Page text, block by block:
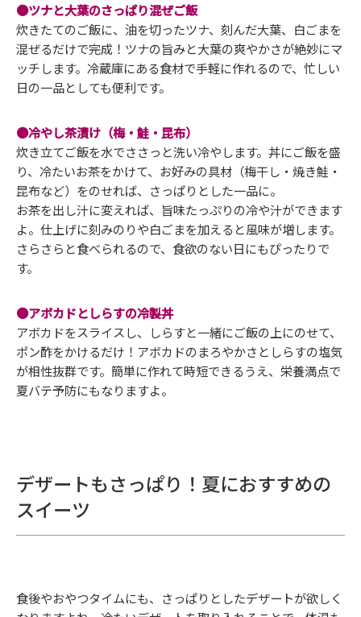
●ツナと大葉のさっぱり混ぜご飯
炊きたてのご飯に、油を切ったツナ、刻んだ大葉、白ごまを
混ぜるだけで完成！ツナの旨みと大葉の爽やかさが絶妙にマ
ッチします。冷蔵庫にある食材で手軽に作れるので、忙しい
日の一品としても便利です。
●冷やし茶漬け（梅・鮭・昆布）
炊き立てご飯を水でささっと洗い冷やします。丼にご飯を盛
り、冷たいお茶をかけて、お好みの具材（梅干し・焼き鮭・
昆布など）をのせれば、さっぱりとした一品に。
お茶を出し汁に変えれば、旨味たっぷりの冷や汁ができます
よ。仕上げに刻みのりや白ごまを加えると風味が増します。
さらさらと食べられるので、食欲のない日にもぴったりで
す。
●アボカドとしらすの冷製丼
アボカドをスライスし、しらすと一緒にご飯の上にのせて、
ポン酢をかけるだけ！アボカドのまろやかさとしらすの塩気
が相性抜群です。簡単に作れて時短できるうえ、栄養満点で
夏バテ予防にもなりますよ。
デザートもさっぱり！夏におすすめの
スイーツ
食後やおやつタイムにも、さっぱりとしたデザートが欲しく